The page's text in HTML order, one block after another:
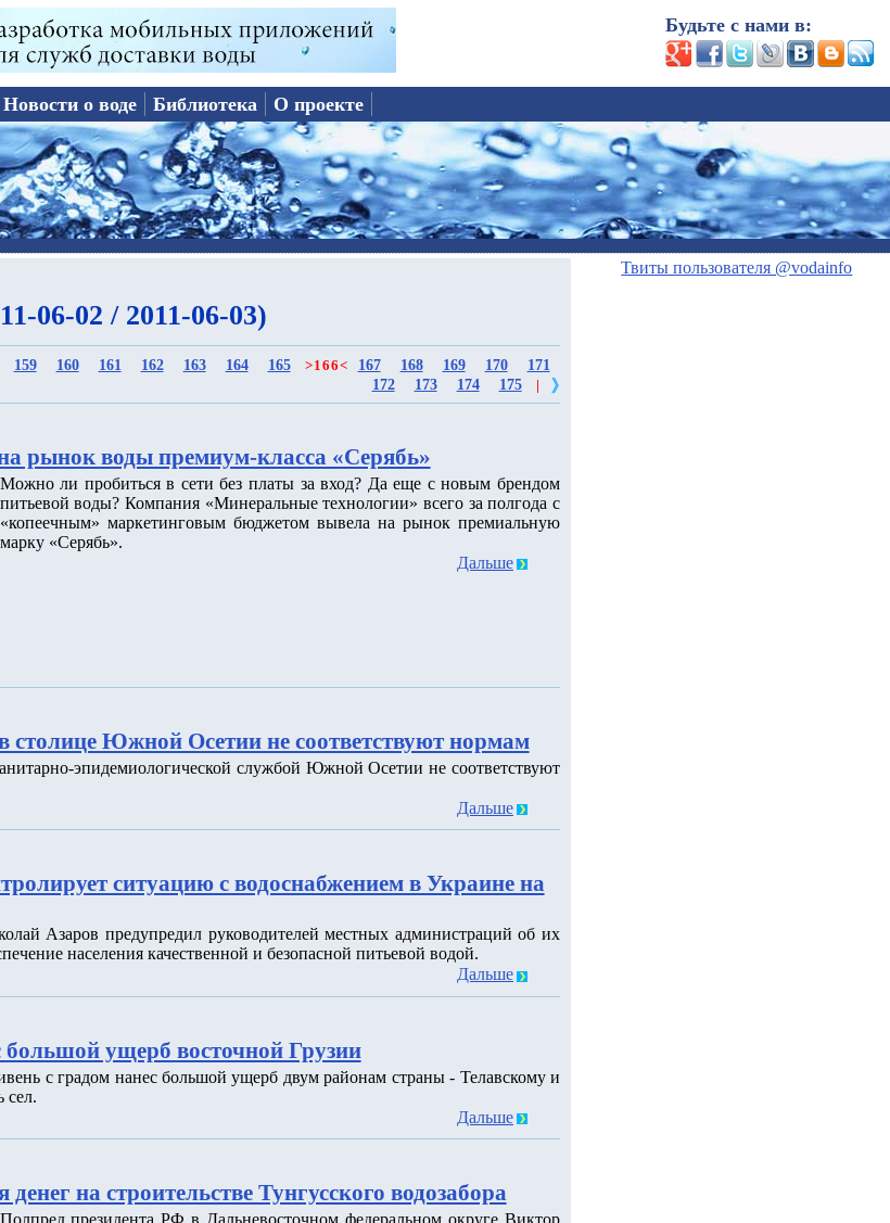
Будьте с нами в:
Новости о воде Библиотека О проекте
06-02 / 2011-06-03)
159 160 161 162 163 164 165 >166< 167 168 169 170
171
172
173 174 175
рынок воды премиум-класса «Серябь»
Можно ли пробиться в сети без платы за вход? Да еще с новым брендом
питьевой воды? Компания «Минеральные технологии» всего за полгода с
«копеечным» маркетинговым бюджетом вывела на рынок премиальную
марку «Серябь».
Дальше
столице Южной Осетии не соответствуют нормам
эпидемиологической службой Южной Осетии не соответствуют
Дальше
ситуацию с водоснабжением в Украине на
Азаров предупредил руководителей местных администраций об их
населения качественной и безопасной питьевой водой.
Дальше
ущерб восточной Грузии
с градом нанес большой ущерб двум районам страны - Телавскому и
сел.
Дальше
на строительстве Тунгусского водозабора
Полпред президента РФ в Дальневосточном федеральном округе Виктор
Твиты пользователя @vodainfo